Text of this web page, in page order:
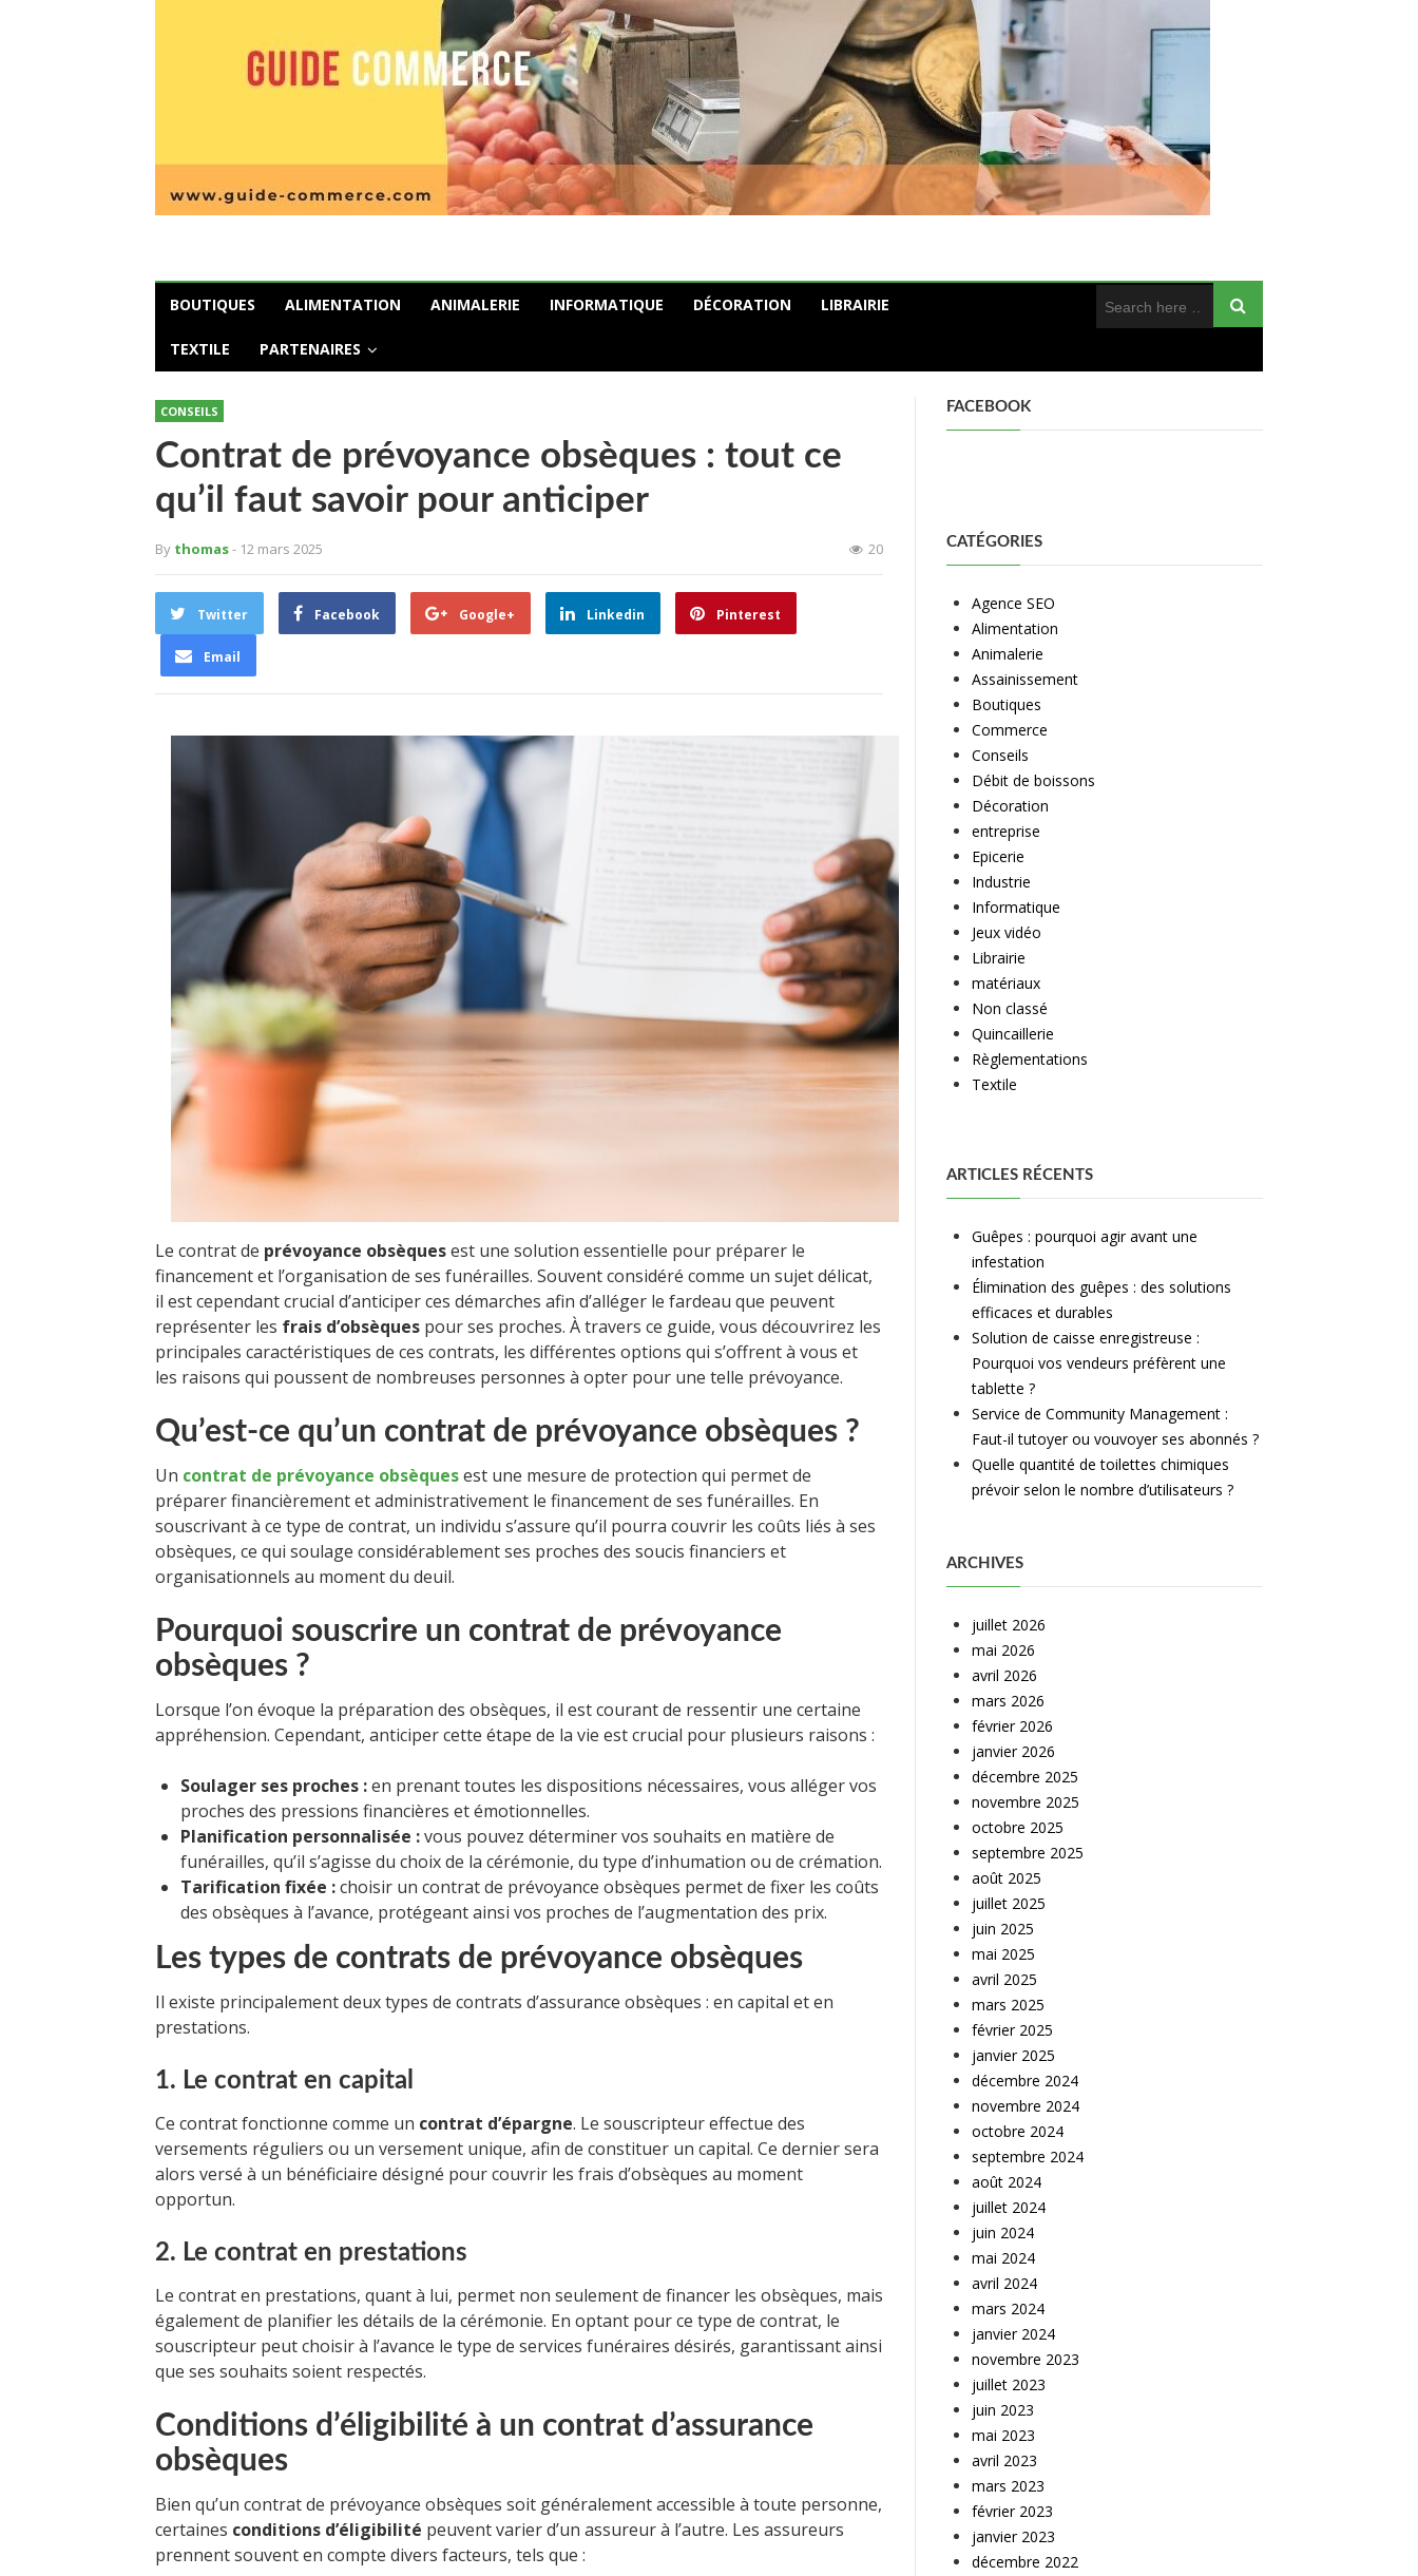
BOUTIQUES ALIMENTATION ANIMALERIE INFORMATIQUE DÉCORATION LIBRAIRIE
TEXTILE PARTENAIRES
CONSEILS
Contrat de prévoyance obsèques : tout ce
qu’il faut savoir pour anticiper
By thomas- 12 mars 2025 20
Twitter Facebook Google+ Linkedin Pinterest
Email
Le contrat de prévoyance obsèquesest une solution essentielle pour préparer le
financement et l’organisation de ses funérailles. Souvent considéré comme un sujet délicat,
il est cependant crucial d’anticiper ces démarches afin d’alléger le fardeau que peuvent
représenter les frais d’obsèques pour ses proches. À travers ce guide, vous découvrirez les
principales caractéristiques de ces contrats, les différentes options qui s’offrent à vous et
les raisons qui poussent de nombreuses personnes à opter pour une telle prévoyance.
Qu’est-ce qu’un contrat de prévoyance obsèques ?
Un contrat de prévoyance obsèquesest une mesure de protection qui permet de
préparer financièrement et administrativement le financement de ses funérailles. En
souscrivant à ce type de contrat, un individu s’assure qu’il pourra couvrir les coûts liés à ses
obsèques, ce qui soulage considérablement ses proches des soucis financiers et
organisationnels au moment du deuil.
Pourquoi souscrire un contrat de prévoyance
obsèques ?
Lorsque l’on évoque la préparation des obsèques, il est courant de ressentir une certaine
appréhension. Cependant, anticiper cette étape de la vie est crucial pour plusieurs raisons :
Soulager ses proches :en prenant toutes les dispositions nécessaires, vous alléger vos
proches des pressions financières et émotionnelles.
Planification personnalisée :vous pouvez déterminer vos souhaits en matière de
funérailles, qu’il s’agisse du choix de la cérémonie, du type d’inhumation ou de crémation.
Tarification fixée :choisir un contrat de prévoyance obsèques permet de fixer les coûts
des obsèques à l’avance, protégeant ainsi vos proches de l’augmentation des prix.
Les types de contrats de prévoyance obsèques
Il existe principalement deux types de contrats d’assurance obsèques : en capital et en
prestations.
1. Le contrat en capital
Ce contrat fonctionne comme un contrat d’épargne. Le souscripteur effectue des
versements réguliers ou un versement unique, afin de constituer un capital. Ce dernier sera
alors versé à un bénéficiaire désigné pour couvrir les frais d’obsèques au moment
opportun.
2. Le contrat en prestations
Le contrat en prestations, quant à lui, permet non seulement de financer les obsèques, mais
également de planifier les détails de la cérémonie. En optant pour ce type de contrat, le
souscripteur peut choisir à l’avance le type de services funéraires désirés, garantissant ainsi
que ses souhaits soient respectés.
Conditions d’éligibilité à un contrat d’assurance
obsèques
Bien qu’un contrat de prévoyance obsèques soit généralement accessible à toute personne,
certaines conditions d’éligibilité peuvent varier d’un assureur à l’autre. Les assureurs
prennent souvent en compte divers facteurs, tels que :
FACEBOOK
CATÉGORIES
Agence SEO
Alimentation
Animalerie
Assainissement
Boutiques
Commerce
Conseils
Débit de boissons
Décoration
entreprise
Epicerie
Industrie
Informatique
Jeux vidéo
Librairie
matériaux
Non classé
Quincaillerie
Règlementations
Textile
ARTICLES RÉCENTS
Guêpes : pourquoi agir avant une
infestation
Élimination des guêpes : des solutions
efficaces et durables
Solution de caisse enregistreuse :
Pourquoi vos vendeurs préfèrent une
tablette ?
Service de Community Management :
Faut-il tutoyer ou vouvoyer ses abonnés ?
Quelle quantité de toilettes chimiques
prévoir selon le nombre d’utilisateurs ?
ARCHIVES
juillet 2026
mai 2026
avril 2026
mars 2026
février 2026
janvier 2026
décembre 2025
novembre 2025
octobre 2025
septembre 2025
août 2025
juillet 2025
juin 2025
mai 2025
avril 2025
mars 2025
février 2025
janvier 2025
décembre 2024
novembre 2024
octobre 2024
septembre 2024
août 2024
juillet 2024
juin 2024
mai 2024
avril 2024
mars 2024
janvier 2024
novembre 2023
juillet 2023
juin 2023
mai 2023
avril 2023
mars 2023
février 2023
janvier 2023
décembre 2022